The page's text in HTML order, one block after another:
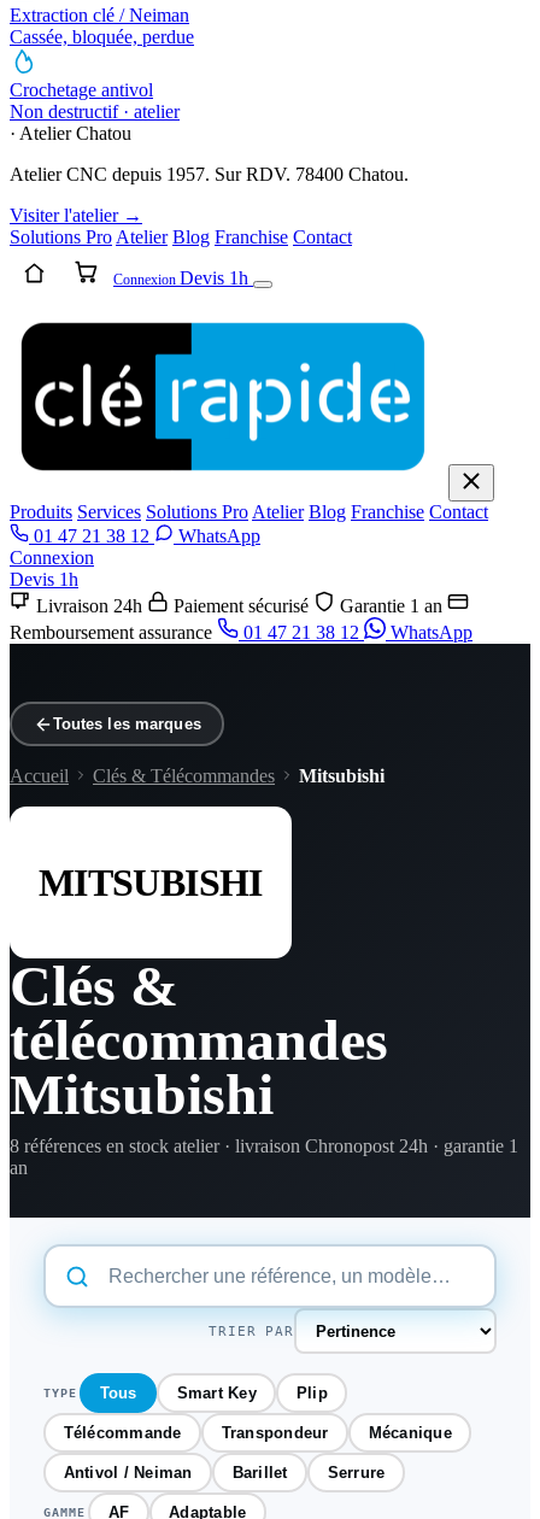
Extraction clé / Neiman
Cassée, bloquée, perdue
Crochetage antivol
Non destructif · atelier
· Atelier Chatou
Atelier CNC depuis 1957. Sur RDV. 78400 Chatou.
Visiter l'atelier →
Solutions Pro Atelier Blog Franchise Contact
Connexion Devis 1h
Produits Services Solutions Pro Atelier Blog Franchise Contact
01 47 21 38 12
WhatsApp
Connexion
Devis 1h
Livraison 24h
Paiement sécurisé
Garantie 1 an
Remboursement assurance
01 47 21 38 12 WhatsApp
Toutes les marques
Accueil Clés & Télécommandes Mitsubishi
MITSUBISHI
Clés &
télécommandes
Mitsubishi
8 références en stock atelier · livraison Chronopost 24h · garantie 1
an
TRIER PAR
TYPE Tous Smart Key Plip
Télécommande Transpondeur Mécanique
Antivol / Neiman Barillet Serrure
GAMME AF Adaptable